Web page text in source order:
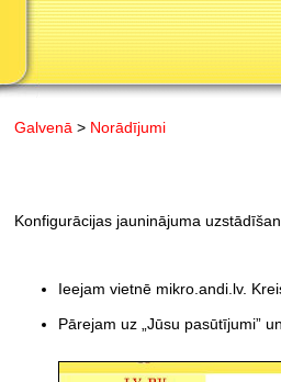
Galvenā > Norādījumi
Konfigurācijas jauninājuma
Ieejam vietnē mikro.andi.lv.
Pārejam uz „Jūsu pasūtījumi”